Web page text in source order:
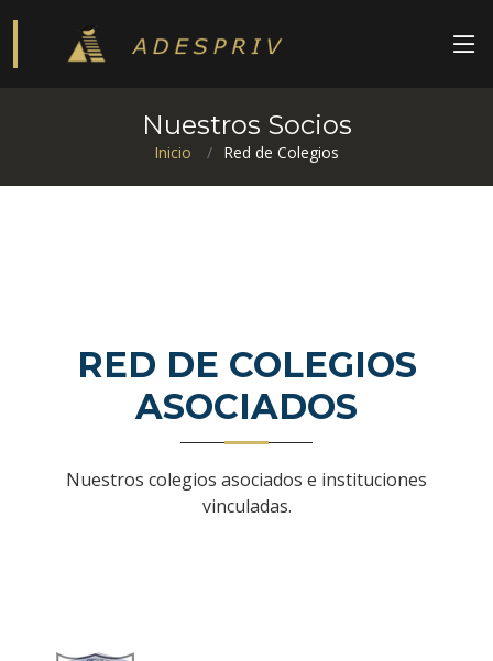
Nuestros Socios
Inicio Red de Colegios
RED DE COLEGIOS
ASOCIADOS
Nuestros colegios asociados e instituciones
vinculadas.